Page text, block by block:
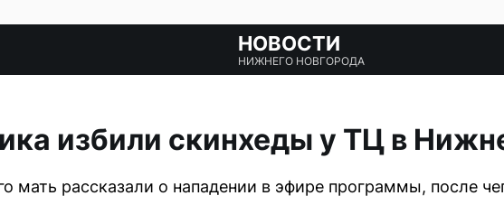
НОВОСТИ
НИЖНЕГО НОВГОРОДА
избили скинхеды у ТЦ в
мать рассказали о нападении в эфире программы, после